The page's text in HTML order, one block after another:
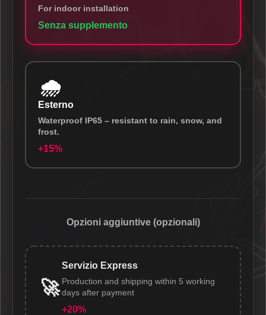
For indoor installation
Senza supplemento
🌧️
Esterno
Waterproof IP65 – resistant to rain, snow, and
frost.
+15%
Opzioni aggiuntive (opzionali)
🚀
Servizio Express
Production and shipping within 5 working
days after payment
+20%